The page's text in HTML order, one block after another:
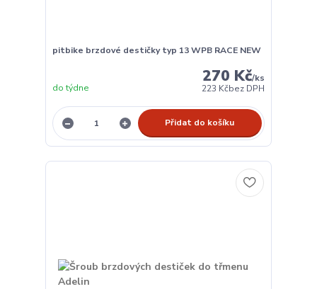
pitbike brzdové destičky typ 13 WPB RACE NEW
270 Kč/ks
223 Kčbez DPH
do týdne
Přidat do košíku